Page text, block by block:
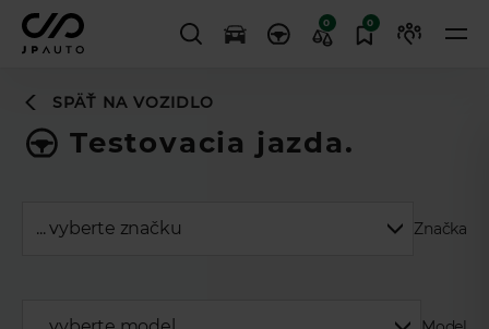
0 0
SPÄŤ NA VOZIDLO
Testovacia jazda.
Značka